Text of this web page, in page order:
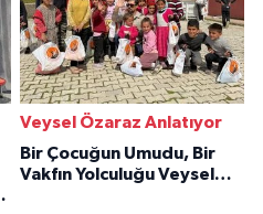
Veysel Özaraz Anlatıyor
Bir Çocuğun Umudu, Bir
Vakfın Yolculuğu Veysel